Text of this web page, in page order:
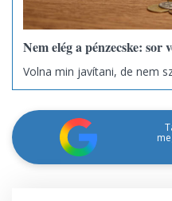
Nem elég a pénzecske: sor
Volna min javítani, de nem